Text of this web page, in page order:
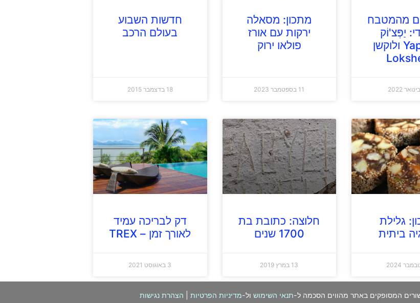
מהמטבח
יַפְּצ'וֹק
Yapchik ולוקשן
מתכון: מסאלה
ירקות עם אורז
פולאו ירוק
11 בספטמבר 2023
חדשות השבוע
בעולם הרכב
18 בדצמבר 2015
גלילת
ביתית
חלוצה: כתובת בת
1700 שנים
13 במרץ 2019
דק לבריכה עמיד
לאורך זמן – TREX
3 באוגוסט 2021
המסופקים באתר מהווים הסכמה ל-תנאי השימוש ול-מדיניות הפרטיות הצהרת נגישות